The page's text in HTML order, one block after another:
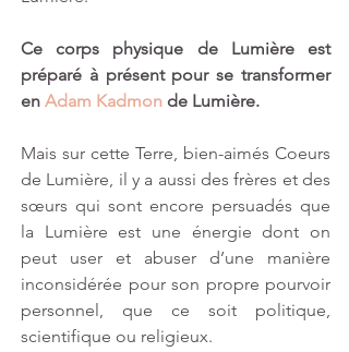
Ce corps physique de Lumière est
préparé à présent pour se transformer
en Adam Kadmon de Lumière.
Mais sur cette Terre, bien-aimés Coeurs
de Lumière, il y a aussi des frères et des
sœurs qui sont encore persuadés que
la Lumière est une énergie dont on
peut user et abuser d’une manière
inconsidérée pour son propre pourvoir
personnel, que ce soit politique,
scientifique ou religieux.